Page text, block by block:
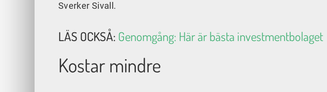
Sverker Sivall.
LÄS OCKSÅ: Genomgång: Här är bästa investmentbolaget
Kostar mindre